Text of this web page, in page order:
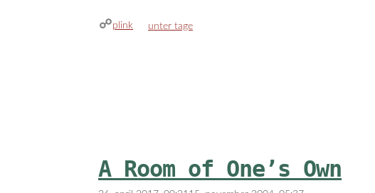
plink kategorien
unter tage
A Room of One’s Own